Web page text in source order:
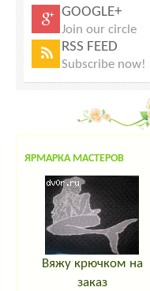
GOOGLE+
Join our circle
RSS FEED
Subscribe now!
ЯРМАРКА МАСТЕРОВ
Вяжу крючком на
заказ